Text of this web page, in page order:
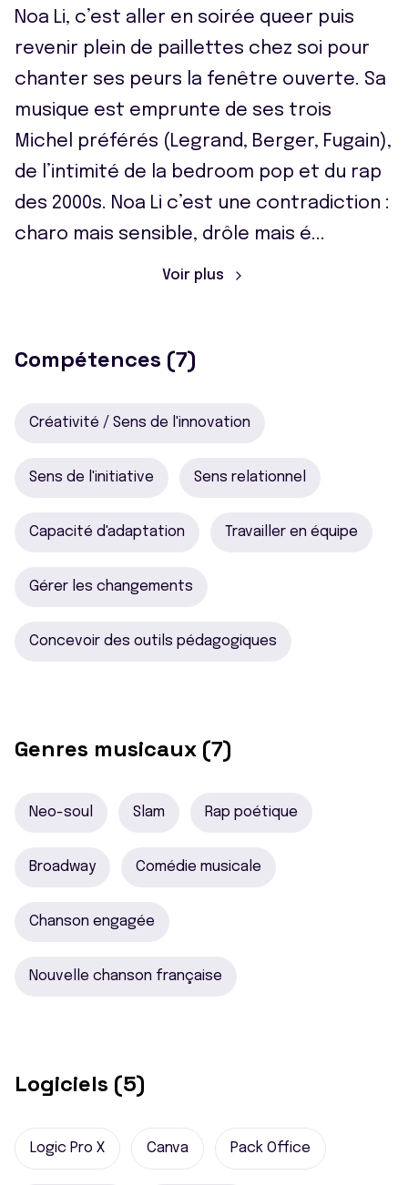
Noa Li, c’est aller en soirée queer puis
revenir plein de paillettes chez soi pour
chanter ses peurs la fenêtre ouverte. Sa
musique est emprunte de ses trois
Michel préférés (Legrand, Berger, Fugain),
de l’intimité de la bedroom pop et du rap
des 2000s. Noa Li c’est une contradiction :
charo mais sensible, drôle mais é...
Voir plus
Compétences (7)
Créativité / Sens de l'innovation
Sens de l'initiative Sens relationnel
Capacité d'adaptation Travailler en équipe
Gérer les changements
Concevoir des outils pédagogiques
Genres musicaux (7)
Neo-soul Slam Rap poétique
Broadway Comédie musicale
Chanson engagée
Nouvelle chanson française
Logiciels (5)
Logic Pro X Canva Pack Office